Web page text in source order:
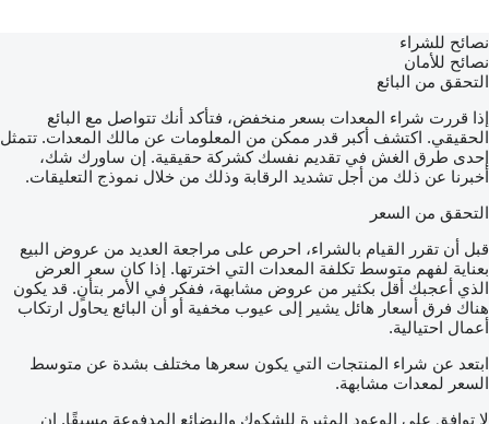
نصائح للشراء
نصائح للأمان
التحقق من البائع
إذا قررت شراء المعدات بسعر منخفض، فتأكد أنك تتواصل مع البائع
الحقيقي. اكتشف أكبر قدر ممكن من المعلومات عن مالك المعدات. تتمثل
إحدى طرق الغش في تقديم نفسك كشركة حقيقية. إن ساورك شك،
أخبرنا عن ذلك من أجل تشديد الرقابة وذلك من خلال نموذج التعليقات.
التحقق من السعر
قبل أن تقرر القيام بالشراء، احرص على مراجعة العديد من عروض البيع
بعناية لفهم متوسط تكلفة المعدات التي اخترتها. إذا كان سعر العرض
الذي أعجبك أقل بكثير من عروض مشابهة، ففكر في الأمر بتأنٍ. قد يكون
هناك فرق أسعار هائل يشير إلى عيوب مخفية أو أن البائع يحاول ارتكاب
أعمال احتيالية.
ابتعد عن شراء المنتجات التي يكون سعرها مختلف بشدة عن متوسط
السعر لمعدات مشابهة.
لا توافق على الوعود المثيرة للشكوك والبضائع المدفوعة مسبقًا. إن